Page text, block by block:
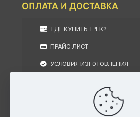
ОПЛАТА И ДОСТАВКА
ГДЕ КУПИТЬ ТРЕК?
ПРАЙС-ЛИСТ
УСЛОВИЯ ИЗГОТОВЛЕНИЯ
УСЛОВИЯ ВОЗВРАТА